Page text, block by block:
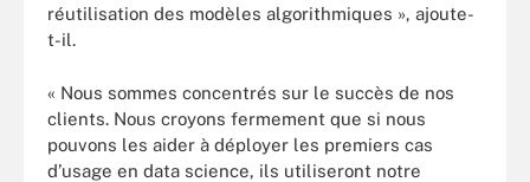
réutilisation des modèles algorithmiques », ajoute-
t-il.
« Nous sommes concentrés sur le succès de nos
clients. Nous croyons fermement que si nous
pouvons les aider à déployer les premiers cas
d’usage en data science, ils utiliseront notre